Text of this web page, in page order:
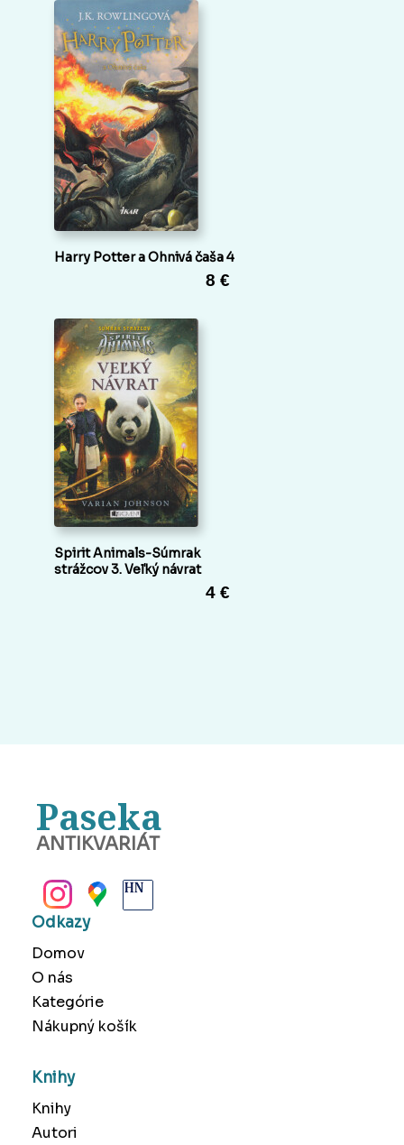
Harry Potter a Ohnivá čaša 4
8 €
Spirit Animals-Súmrak
strážcov 3. Veľký návrat
4 €
Paseka
ANTIKVARIÁT
Odkazy
Domov
O nás
Kategórie
Nákupný košík
Knihy
Knihy
Autori